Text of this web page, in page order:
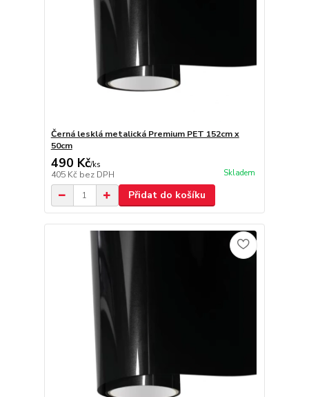
Černá lesklá metalická Premium PET 152cm x
50cm
490 Kč/ks
405 Kč bez DPH Skladem
Přidat do košíku